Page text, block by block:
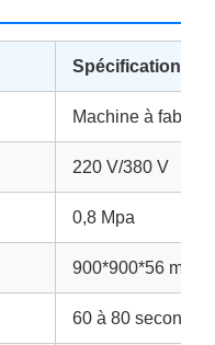
Spécification
Machine à
220 V/380 V
0,8 Mpa
900*900*56 mm
60 à 80